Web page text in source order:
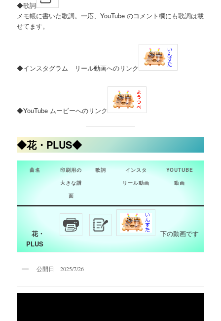
◆歌詞
メモ帳に書いた歌詞。一応、YouTube のコメント欄にも歌詞は載
せてます。
◆インスタグラム リール動画へのリンク
◆YouTube ムービーへのリンク
◆花・PLUS◆
曲名
印刷用の
大きな譜
面
歌詞
インスタ
リール動画
YOUTUBE
動画
花・
PLUS
下の動画です
公開日 2025/7/26